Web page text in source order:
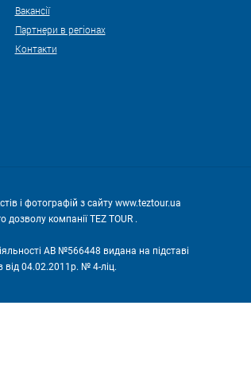
Вакансії
Партнери в регіонах
Контакти
і фотографій з сайту www.teztour.ua
дозволу компанії TEZ TOUR .
АВ №566448 видана на підставі
від 04.02.2011р. № 4-ліц.